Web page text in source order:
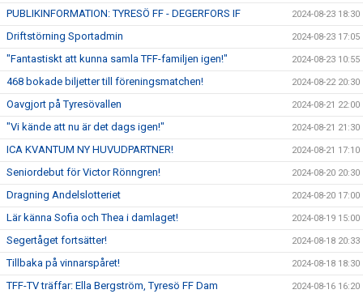
PUBLIKINFORMATION: TYRESÖ FF - DEGERFORS IF 2024-08-23 18:30
Driftstörning Sportadmin 2024-08-23 17:05
"Fantastiskt att kunna samla TFF-familjen igen!" 2024-08-23 10:55
468 bokade biljetter till föreningsmatchen! 2024-08-22 20:30
Oavgjort på Tyresövallen 2024-08-21 22:00
"Vi kände att nu är det dags igen!" 2024-08-21 21:30
ICA KVANTUM NY HUVUDPARTNER! 2024-08-21 17:10
Seniordebut för Victor Rönngren! 2024-08-20 20:30
Dragning Andelslotteriet 2024-08-20 17:00
Lär känna Sofia och Thea i damlaget! 2024-08-19 15:00
Segertåget fortsätter! 2024-08-18 20:33
Tillbaka på vinnarspåret! 2024-08-18 18:30
TFF-TV träffar: Ella Bergström, Tyresö FF Dam 2024-08-16 16:20